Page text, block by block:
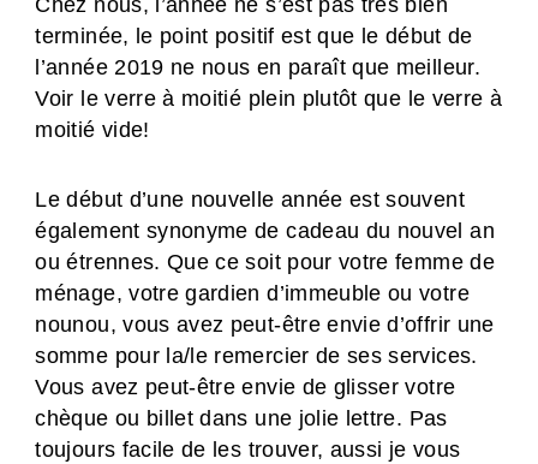
Chez nous, l’année ne s’est pas très bien
terminée, le point positif est que le début de
l’année 2019 ne nous en paraît que meilleur.
Voir le verre à moitié plein plutôt que le verre à
moitié vide!
Le début d’une nouvelle année est souvent
également synonyme de cadeau du nouvel an
ou étrennes. Que ce soit pour votre femme de
ménage, votre gardien d’immeuble ou votre
nounou, vous avez peut-être envie d’offrir une
somme pour la/le remercier de ses services.
Vous avez peut-être envie de glisser votre
chèque ou billet dans une jolie lettre. Pas
toujours facile de les trouver, aussi je vous